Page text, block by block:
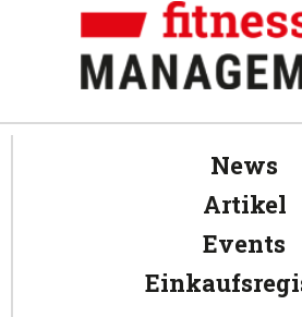
News
Artikel
Events